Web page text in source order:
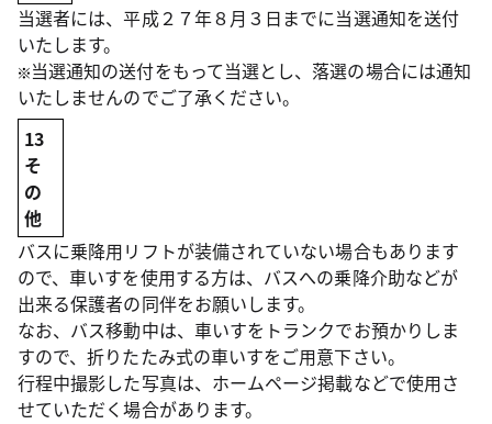
当選者には、平成２７年８月３日までに当選通知を送付
いたします。
当選通知の送付をもって当選とし、落選の場合には通知
いたしませんのでご了承ください。
13
そ
の
他
バスに乗降用リフトが装備されていない場合もあります
ので、車いすを使用する方は、バスへの乗降介助などが
出来る保護者の同伴をお願いします。
なお、バス移動中は、車いすをトランクでお預かりしま
すので、折りたたみ式の車いすをご用意下さい。
行程中撮影した写真は、ホームページ掲載などで使用さ
せていただく場合があります。